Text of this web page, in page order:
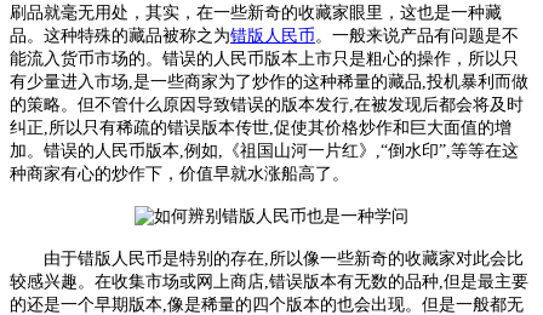
刷品就毫无用处，其实，在一些新奇的收藏家眼里，这也是一种藏
品。这种特殊的藏品被称之为错版人民币 。一般来说产品有问题是不
能流入货币市场的。错误的人民币版本上市只是粗心的操作，所以只
有少量进入市场,是一些商家为了炒作的这种稀量的藏品,投机暴利而做
的策略。但不管什么原因导致错误的版本发行,在被发现后都会将及时
纠正,所以只有稀疏的错误版本传世,促使其价格炒作和巨大面值的增
加。错误的人民币版本,例如,《祖国山河一片红》,“倒水印”,等等在这
种商家有心的炒作下，价值早就水涨船高了。
由于错版人民币是特别的存在,所以像一些新奇的收藏家对此会比
较感兴趣。在收集市场或网上商店,错误版本有无数的品种,但是最主要
的还是一个早期版本,像是稀量的四个版本的也会出现。但是一般都无